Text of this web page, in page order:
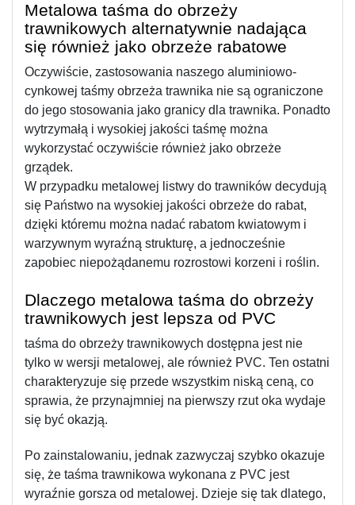
Metalowa taśma do obrzeży
trawnikowych alternatywnie nadająca
się również jako obrzeże rabatowe
Oczywiście, zastosowania naszego aluminiowo-
cynkowej taśmy obrzeża trawnika nie są ograniczone
do jego stosowania jako granicy dla trawnika. Ponadto
wytrzymałą i wysokiej jakości taśmę można
wykorzystać oczywiście również jako obrzeże
grządek.
W przypadku metalowej listwy do trawników decydują
się Państwo na wysokiej jakości obrzeże do rabat,
dzięki któremu można nadać rabatom kwiatowym i
warzywnym wyraźną strukturę, a jednocześnie
zapobiec niepożądanemu rozrostowi korzeni i roślin.
Dlaczego metalowa taśma do obrzeży
trawnikowych jest lepsza od PVC
taśma do obrzeży trawnikowych dostępna jest nie
tylko w wersji metalowej, ale również PVC. Ten ostatni
charakteryzuje się przede wszystkim niską ceną, co
sprawia, że przynajmniej na pierwszy rzut oka wydaje
się być okazją.
Po zainstalowaniu, jednak zazwyczaj szybko okazuje
się, że taśma trawnikowa wykonana z PVC jest
wyraźnie gorsza od metalowej. Dzieje się tak dlatego,